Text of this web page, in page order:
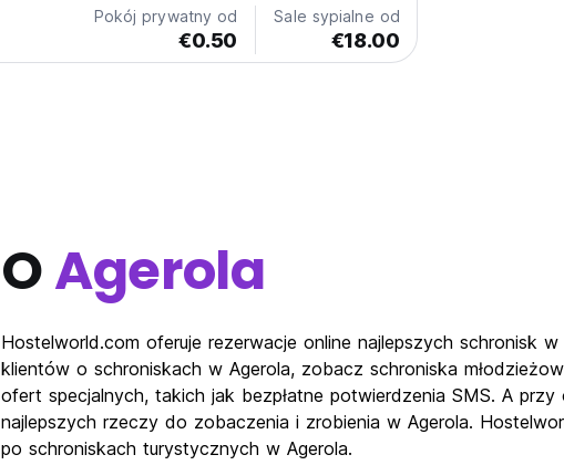
Pokój prywatny od
€0.50
Sale sypialne od
€18.00
OAgerola
Hostelworld.com oferuje rezerwacje online najlepszych schronisk
klientów o schroniskach w Agerola, zobacz schroniska
ofert specjalnych, takich jak bezpłatne potwierdzenia SMS. A
najlepszych rzeczy do zobaczenia i zrobienia w Agerola.
po schroniskach turystycznych w Agerola.